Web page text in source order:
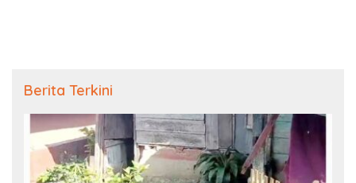
Berita Terkini